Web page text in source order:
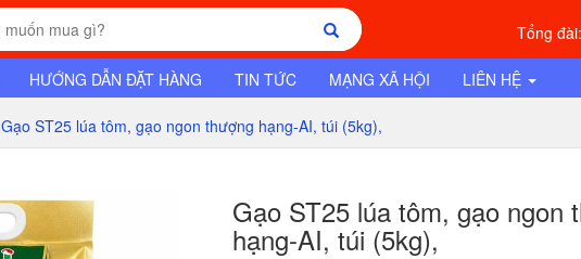
Tổng đài:
HƯỚNG DẪN ĐẶT HÀNG TIN TỨC MẠNG XÃ HỘI LIÊN HỆ
Gạo ST25 lúa tôm, gạo ngon thượng hạng-AI, túi (5kg),
Gạo ST25 lúa tôm, gạo ngon
hạng-AI, túi (5kg),